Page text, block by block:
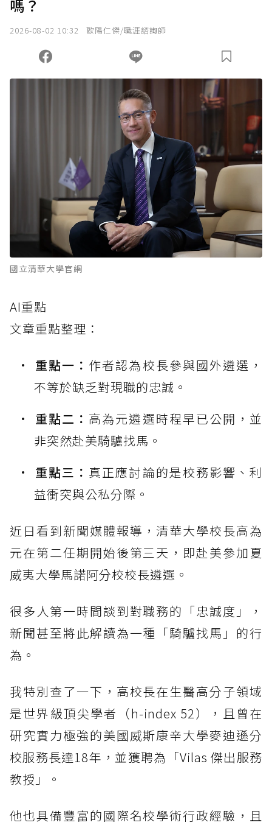
嗎？
2026-08-02 10:32 歐陽仁傑/職涯諮詢師
國立清華大學官網
AI重點
文章重點整理：
重點一： 作者認為校長參與國外遴選，
不等於缺乏對現職的忠誠。
重點二： 高為元遴選時程早已公開，並
非突然赴美騎驢找馬。
重點三： 真正應討論的是校務影響、利
益衝突與公私分際。
近日看到新聞媒體報導，清華大學校長高為
元在第二任期開始後第三天，即赴美參加夏
威夷大學馬諾阿分校校長遴選。
很多人第一時間談到對職務的「忠誠度」，
新聞甚至將此解讀為一種「騎驢找馬」的行
為。
我特別查了一下，高校長在生醫高分子領域
是世界級頂尖學者（h-index 52），且曾在
研究實力極強的美國威斯康辛大學麥迪遜分
校服務長達18年，並獲聘為「Vilas 傑出服務
教授」。
他也具備豐富的國際名校學術行政經驗，且